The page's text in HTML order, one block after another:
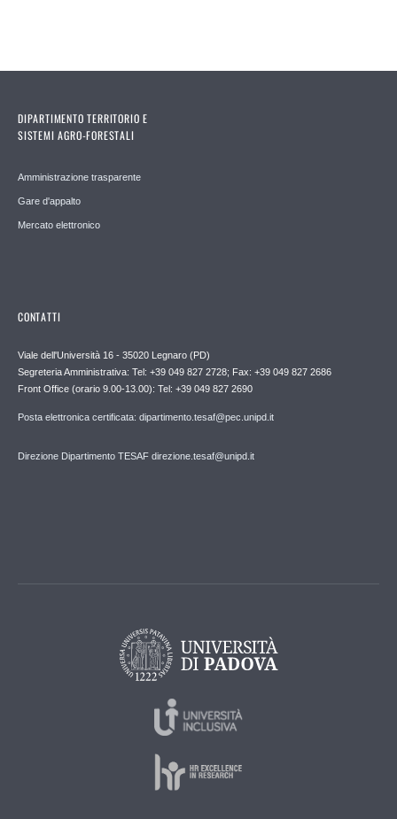
DIPARTIMENTO TERRITORIO E
SISTEMI AGRO-FORESTALI
Amministrazione trasparente
Gare d'appalto
Mercato elettronico
CONTATTI
Viale dell'Università 16 - 35020 Legnaro (PD)
Segreteria Amministrativa: Tel: +39 049 827 2728; Fax: +39 049 827 2686
Front Office (orario 9.00-13.00): Tel: +39 049 827 2690
Posta elettronica certificata: dipartimento.tesaf@pec.unipd.it
Direzione Dipartimento TESAF direzione.tesaf@unipd.it